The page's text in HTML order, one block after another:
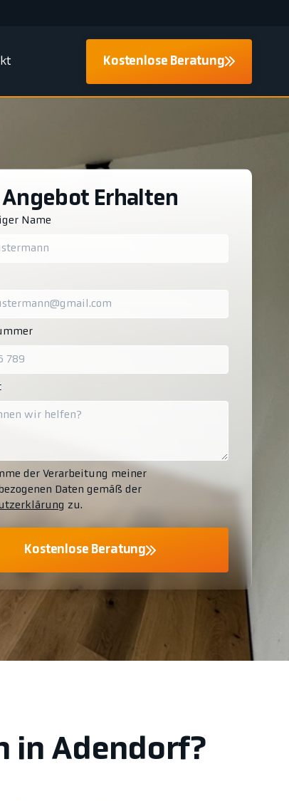
Kostenlose Beratung
Angebot Erhalten
Name
der Verarbeitung meiner
Daten gemäß der
zu.
Kostenlose Beratung
in Adendorf?